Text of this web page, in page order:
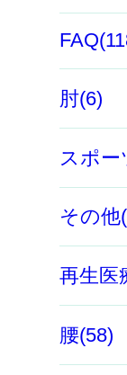
肘(6)
スポー
その他
再生医
腰(58)